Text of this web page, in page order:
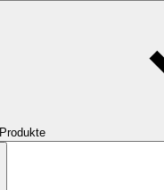
Produkte